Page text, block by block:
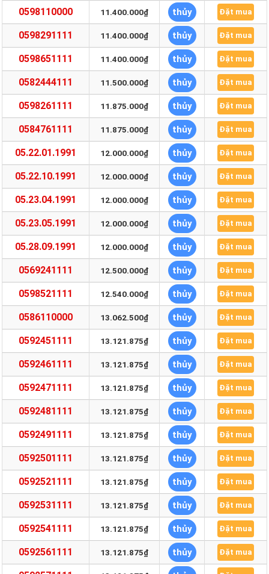
0598110000 11.400.000₫ thủy Đặt mua
0598291111 11.400.000₫ thủy Đặt mua
0598651111 11.400.000₫ thủy Đặt mua
0582444111 11.500.000₫ thủy Đặt mua
0598261111 11.875.000₫ thủy Đặt mua
0584761111 11.875.000₫ thủy Đặt mua
05.22.01.1991 12.000.000₫ thủy Đặt mua
05.22.10.1991 12.000.000₫ thủy Đặt mua
05.23.04.1991 12.000.000₫ thủy Đặt mua
05.23.05.1991 12.000.000₫ thủy Đặt mua
05.28.09.1991 12.000.000₫ thủy Đặt mua
0569241111 12.500.000₫ thủy Đặt mua
0598521111 12.540.000₫ thủy Đặt mua
0586110000 13.062.500₫ thủy Đặt mua
0592451111 13.121.875₫ thủy Đặt mua
0592461111 13.121.875₫ thủy Đặt mua
0592471111 13.121.875₫ thủy Đặt mua
0592481111 13.121.875₫ thủy Đặt mua
0592491111 13.121.875₫ thủy Đặt mua
0592501111 13.121.875₫ thủy Đặt mua
0592521111 13.121.875₫ thủy Đặt mua
0592531111 13.121.875₫ thủy Đặt mua
0592541111 13.121.875₫ thủy Đặt mua
0592561111 13.121.875₫ thủy Đặt mua